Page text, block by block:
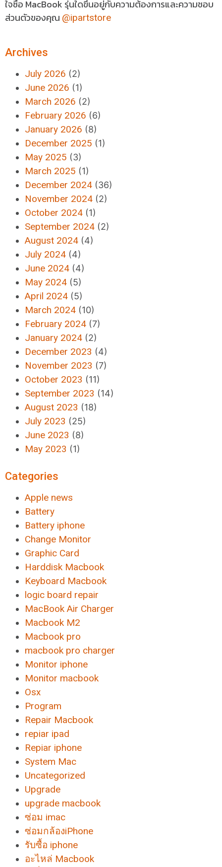
ใจซื้อ MacBook รุ่นใดขึ้นอยู่กับความต้องการและความชอบ
ส่วนตัวของคุณ @ipartstore
Archives
July 2026 (2)
June 2026 (1)
March 2026 (2)
February 2026 (6)
January 2026 (8)
December 2025 (1)
May 2025 (3)
March 2025 (1)
December 2024 (36)
November 2024 (2)
October 2024 (1)
September 2024 (2)
August 2024 (4)
July 2024 (4)
June 2024 (4)
May 2024 (5)
April 2024 (5)
March 2024 (10)
February 2024 (7)
January 2024 (2)
December 2023 (4)
November 2023 (7)
October 2023 (11)
September 2023 (14)
August 2023 (18)
July 2023 (25)
June 2023 (8)
May 2023 (1)
Categories
Apple news
Battery
Battery iphone
Change Monitor
Graphic Card
Harddisk Macbook
Keyboard Macbook
logic board repair
MacBook Air Charger
Macbook M2
Macbook pro
macbook pro charger
Monitor iphone
Monitor macbook
Osx
Program
Repair Macbook
repiar ipad
Repiar iphone
System Mac
Uncategorized
Upgrade
upgrade macbook
ซ่อม imac
ซ่อมกล้องiPhone
รับซื้อ iphone
อะไหล่ Macbook